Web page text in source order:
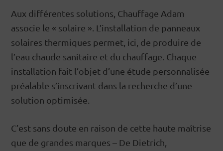
Aux différentes solutions, Chauffage Adam
associe le « solaire ». L’installation de panneaux
solaires thermiques permet, ici, de produire de
l’eau chaude sanitaire et du chauffage. Chaque
installation fait l’objet d’une étude personnalisée
préalable s’inscrivant dans la recherche d’une
solution optimisée.
C’est sans doute en raison de cette haute maîtrise
que de grandes marques – De Dietrich,